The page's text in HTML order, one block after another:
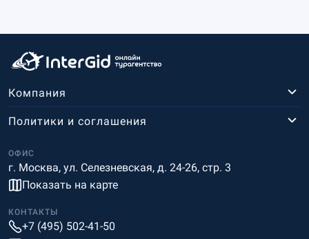
Компания
ОФИС
г. Москва, ул. Селезневская, д. 24-26, стр. 3
Показать на карте
Политики и соглашения
КОНТАКТЫ
+7 (495) 502-41-50